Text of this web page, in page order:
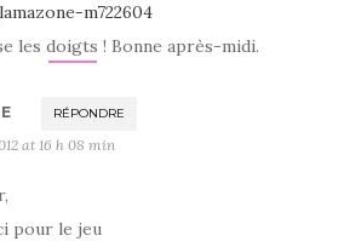
m722604
les doigts ! Bonne après-midi.
RÉPONDRE
at 16 h 08 min
pour le jeu